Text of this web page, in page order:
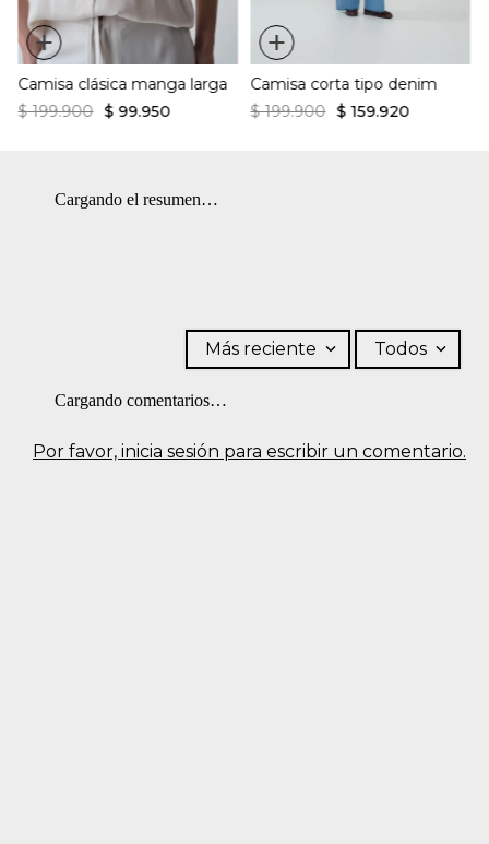
+
Camisa clásica manga larga
$ 199.900 $ 99.950
+
Camisa corta tipo denim
$ 199.900 $ 159.920
Cargando el resumen…
Por favor, inicia sesión para escribir un comentario.
Más reciente Todos
Cargando comentarios…